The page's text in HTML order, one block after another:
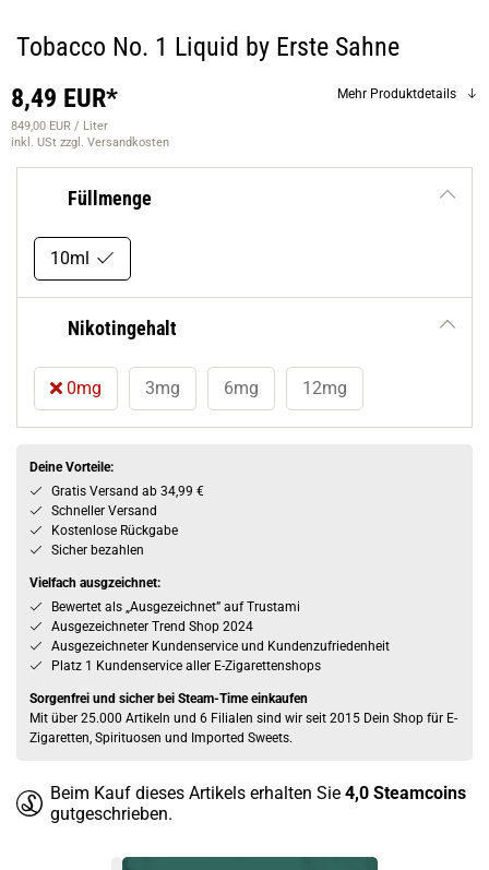
Tobacco No. 1 Liquid by Erste Sahne
8,49 EUR*
849,00 EUR / Liter
inkl. USt zzgl. Versandkosten
Mehr Produktdetails
Füllmenge
10ml
Nikotingehalt
0mg 3mg 6mg 12mg
Deine Vorteile:
Gratis Versand ab 34,99 €
Schneller Versand
Kostenlose Rückgabe
Sicher bezahlen
Vielfach ausgzeichnet:
Bewertet als „Ausgezeichnet” auf Trustami
Ausgezeichneter Trend Shop 2024
Ausgezeichneter Kundenservice und Kundenzufriedenheit
Platz 1 Kundenservice aller E-Zigarettenshops
Sorgenfrei und sicher bei Steam-Time einkaufen
Mit über 25.000 Artikeln und 6 Filialen sind wir seit 2015 Dein Shop für E-
Zigaretten, Spirituosen und Imported Sweets.
Beim Kauf dieses Artikels erhalten Sie 4,0 Steamcoins
gutgeschrieben.